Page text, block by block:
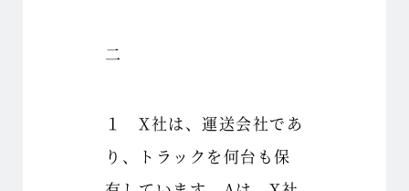
二
１ X社は、運送会社であ
り、トラックを何台も保